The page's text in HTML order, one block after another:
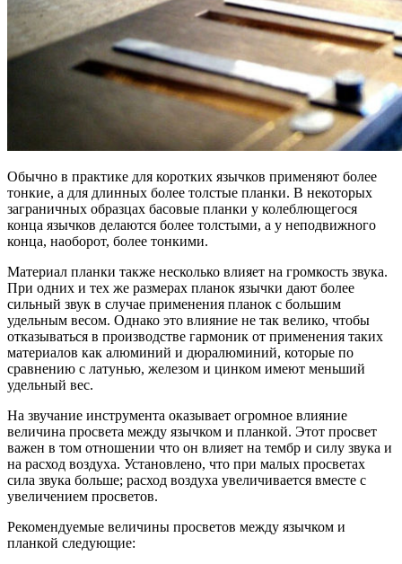
Обычно в практике для коротких язычков применяют более
тонкие, а для длинных более толстые планки. В некоторых
заграничных образцах басовые планки у колеблющегося
конца язычков делаются более толстыми, а у неподвижного
конца, наоборот, более тонкими.
Материал планки также несколько влияет на громкость звука.
При одних и тех же размерах планок язычки дают более
сильный звук в случае применения планок с большим
удельным весом. Однако это влияние не так велико, чтобы
отказываться в производстве гармоник от применения таких
материалов как алюминий и дюралюминий, которые по
сравнению с латунью, железом и цинком имеют меньший
удельный вес.
На звучание инструмента оказывает огромное влияние
величина просвета между язычком и планкой. Этот просвет
важен в том отношении что он влияет на тембр и силу звука и
на расход воздуха. Установлено, что при малых просветах
сила звука больше; расход воздуха увеличивается вместе с
увеличением просветов.
Рекомендуемые величины просветов между язычком и
планкой следующие: